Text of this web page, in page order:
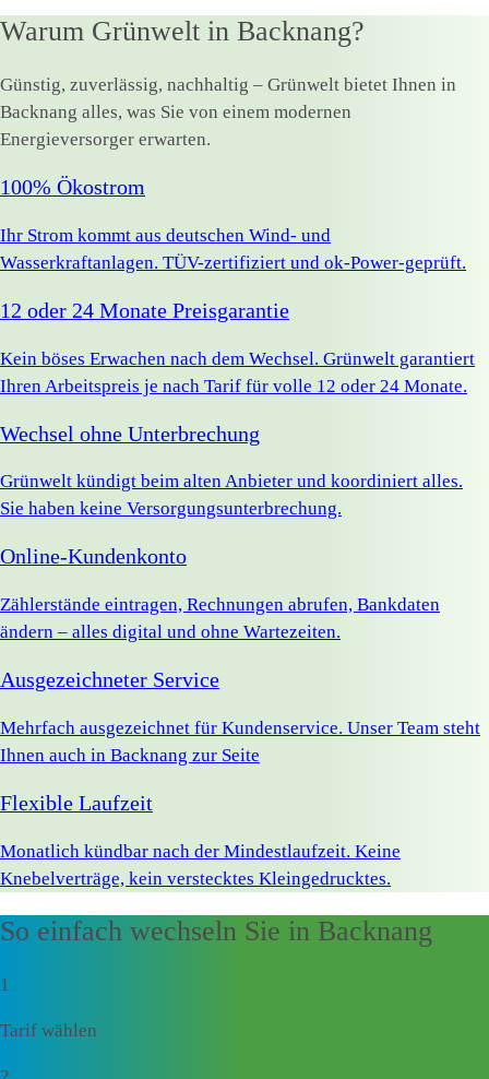
Warum Grünwelt in Backnang?
Günstig, zuverlässig, nachhaltig – Grünwelt bietet Ihnen in
Backnang alles, was Sie von einem modernen
Energieversorger erwarten.
100% Ökostrom
Ihr Strom kommt aus deutschen Wind- und
Wasserkraftanlagen. TÜV-zertifiziert und ok-Power-geprüft.
12 oder 24 Monate Preisgarantie
Kein böses Erwachen nach dem Wechsel. Grünwelt garantiert
Ihren Arbeitspreis je nach Tarif für volle 12 oder 24 Monate.
Wechsel ohne Unterbrechung
Grünwelt kündigt beim alten Anbieter und koordiniert alles.
Sie haben keine Versorgungsunterbrechung.
Online-Kundenkonto
Zählerstände eintragen, Rechnungen abrufen, Bankdaten
ändern – alles digital und ohne Wartezeiten.
Ausgezeichneter Service
Mehrfach ausgezeichnet für Kundenservice. Unser Team steht
Ihnen auch in Backnang zur Seite
Flexible Laufzeit
Monatlich kündbar nach der Mindestlaufzeit. Keine
Knebelverträge, kein verstecktes Kleingedrucktes.
So einfach wechseln Sie in Backnang
1
Tarif wählen